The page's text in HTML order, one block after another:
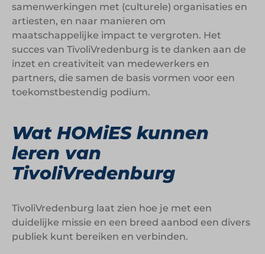
samenwerkingen met (culturele) organisaties en
artiesten, en naar manieren om
maatschappelijke impact te vergroten. Het
succes van TivoliVredenburg is te danken aan de
inzet en creativiteit van medewerkers en
partners, die samen de basis vormen voor een
toekomstbestendig podium.
Wat HOMiES kunnen
leren van
TivoliVredenburg
TivoliVredenburg laat zien hoe je met een
duidelijke missie en een breed aanbod een divers
publiek kunt bereiken en verbinden.